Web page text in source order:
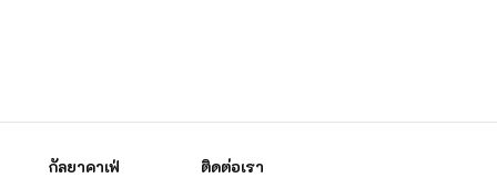
กัลยาคาเฟ่
ติดต่อเรา